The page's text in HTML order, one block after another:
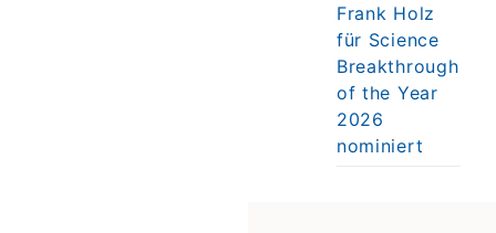
Frank Holz
für Science
Breakthrough
of the Year
2026
nominiert